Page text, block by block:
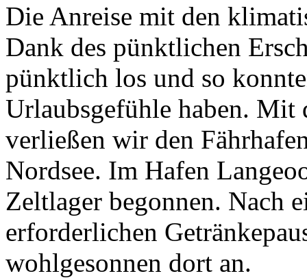
Die Anreise mit den
Dank des pünktlichen
pünktlich los und so
Urlaubsgefühle haben. Mit
verließen wir den
Nordsee. Im Hafen
Zeltlager begonnen. Nach
erforderlichen
wohlgesonnen dort an.